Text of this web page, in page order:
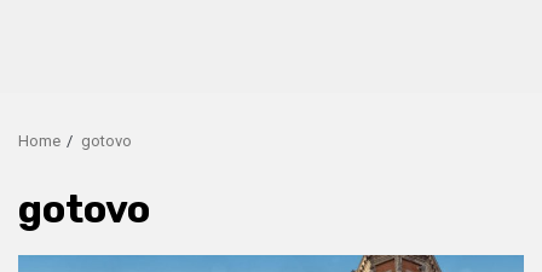
Home gotovo
gotovo